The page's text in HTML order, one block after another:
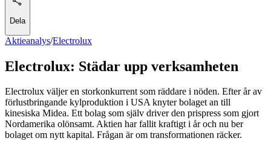
Dela
Aktieanalys/Electrolux
Electrolux: Städar upp verksamheten
Electrolux väljer en storkonkurrent som räddare i nöden. Efter år av
förlustbringande kylproduktion i USA knyter bolaget an till
kinesiska Midea. Ett bolag som själv driver den prispress som gjort
Nordamerika olönsamt. Aktien har fallit kraftigt i år och nu ber
bolaget om nytt kapital. Frågan är om transformationen räcker.